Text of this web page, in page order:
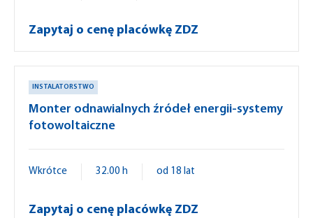
Zapytaj o cenę placówkę ZDZ
INSTALATORSTWO
Monter odnawialnych źródeł energii-systemy
fotowoltaiczne
Wkrótce 32.00 h od 18 lat
Zapytaj o cenę placówkę ZDZ